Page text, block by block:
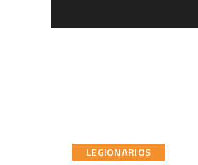
LEGIONARIOS